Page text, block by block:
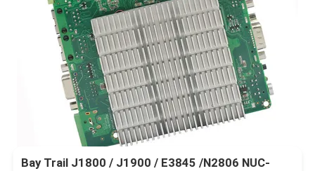
Bay Trail J1800 / J1900 / E3845 /N2806 NUC-